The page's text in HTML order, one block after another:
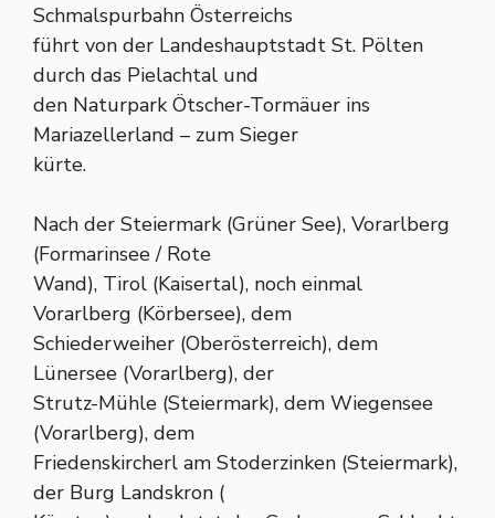
Schmalspurbahn Österreichs
führt von der Landeshauptstadt St. Pölten
durch das Pielachtal und
den Naturpark Ötscher-Tormäuer ins
Mariazellerland – zum Sieger
kürte.
Nach der Steiermark (Grüner See), Vorarlberg
(Formarinsee / Rote
Wand), Tirol (Kaisertal), noch einmal
Vorarlberg (Körbersee), dem
Schiederweiher (Oberösterreich), dem
Lünersee (Vorarlberg), der
Strutz-Mühle (Steiermark), dem Wiegensee
(Vorarlberg), dem
Friedenskircherl am Stoderzinken (Steiermark),
der Burg Landskron (